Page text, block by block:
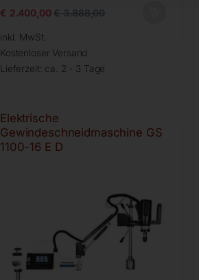
€ 2.400,00 €3.888,00
inkl. MwSt.
Kostenloser Versand
Lieferzeit: ca. 2 - 3 Tage
Elektrische
Gewindeschneidmaschine GS
1100-16 E D